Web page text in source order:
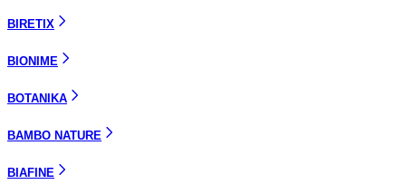
BIRETIX
BIONIME
BOTANIKA
BAMBO NATURE
BIAFINE